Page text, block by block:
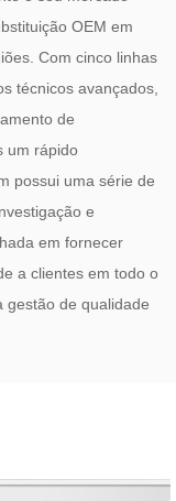
OEM em
Com cinco linhas
técnicos avançados,
de
um rápido
possui uma série de
e
em fornecer
a clientes em todo o
gestão de qualidade